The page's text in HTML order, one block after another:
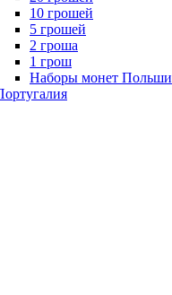
10 грошей
5 грошей
2 гроша
1 грош
Наборы монет Польши